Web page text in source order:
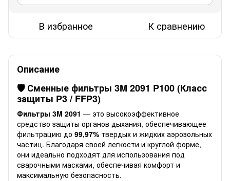
В избранное К сравнению
Описание
🛡️ Сменные фильтры 3M 2091 P100 (Класс
защиты P3 / FFP3)
Фильтры 3M 2091 — это высокоэффективное
средство защиты органов дыхания, обеспечивающее
фильтрацию до 99,97% твердых и жидких аэрозольных
частиц. Благодаря своей легкости и круглой форме,
они идеально подходят для использования под
сварочными масками, обеспечивая комфорт и
максимальную безопасность.